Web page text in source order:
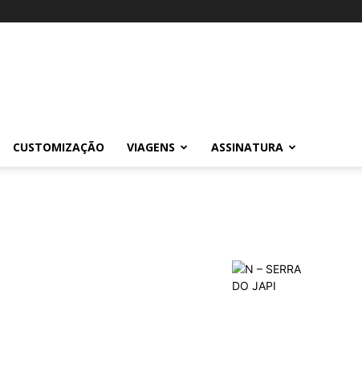
CUSTOMIZAÇÃO VIAGENS ASSINATURA